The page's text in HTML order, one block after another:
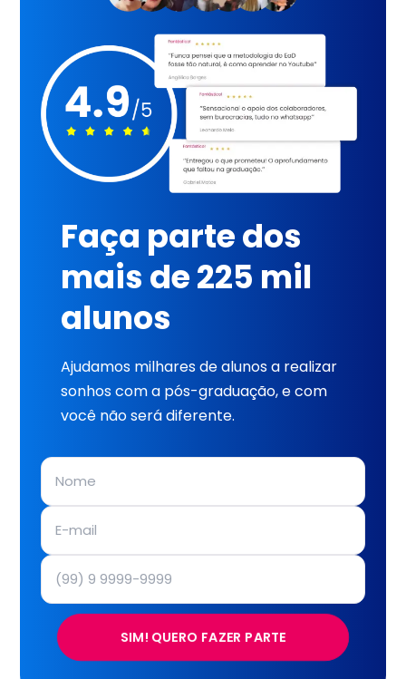
Faça parte dos
mais de 225 mil
alunos
Ajudamos milhares de alunos a realizar
sonhos com a pós-graduação, e com
você não será diferente.
SIM! QUERO FAZER PARTE